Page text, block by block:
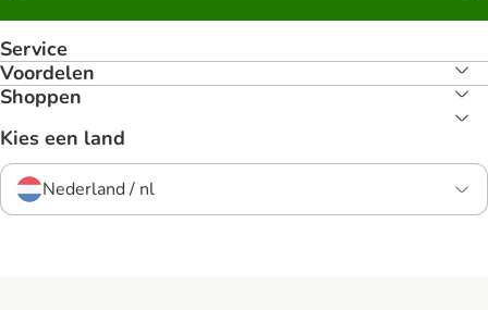
Service
Voordelen
Shoppen
Kies een land
Nederland / nl